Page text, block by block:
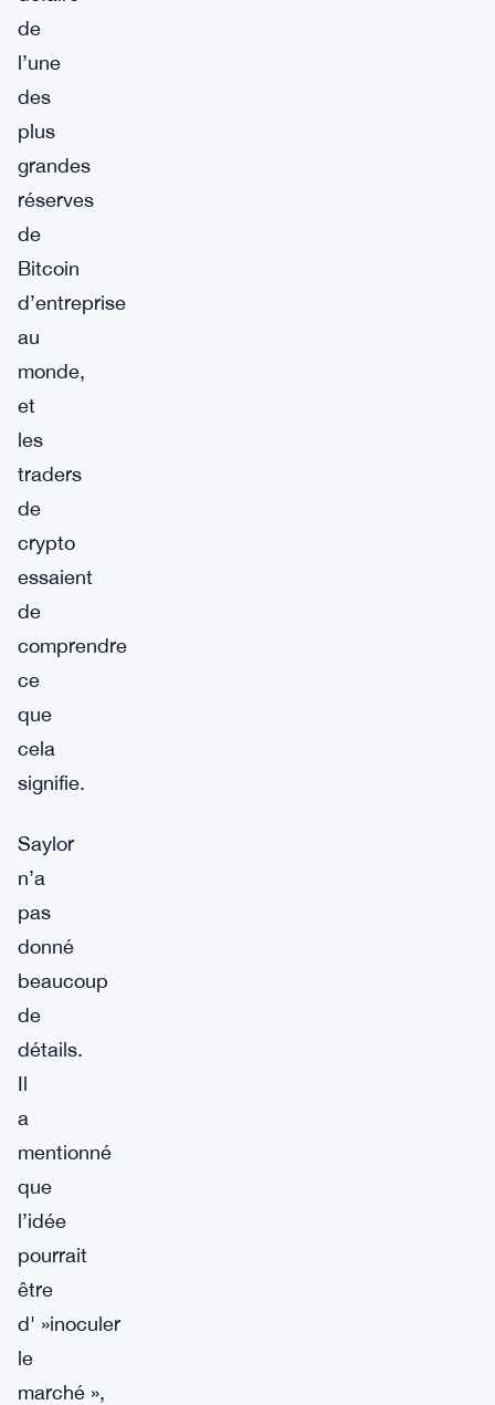
de
l’une
des
plus
grandes
réserves
de
Bitcoin
d’entreprise
au
monde,
et
les
traders
de
crypto
essaient
de
comprendre
ce
que
cela
signifie.
Saylor
n’a
pas
donné
beaucoup
de
détails.
Il
a
mentionné
que
l’idée
pourrait
être
d' »inoculer
le
marché »,